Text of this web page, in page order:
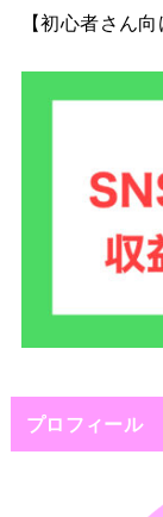
【初心者さん
プロフィール